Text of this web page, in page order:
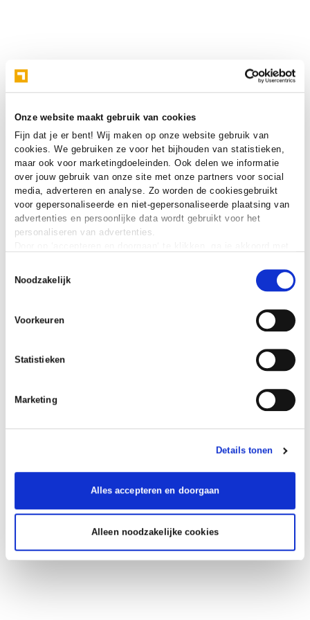
Onze website maakt gebruik van cookies
Fijn dat je er bent! Wij maken op onze website gebruik van
cookies. We gebruiken ze voor het bijhouden van statistieken,
maar ook voor marketingdoeleinden. Ook delen we informatie
over jouw gebruik van onze site met onze partners voor social
media, adverteren en analyse. Zo worden de cookiesgebruikt
voor gepersonaliseerde en niet-gepersonaliseerde plaatsing van
advertenties en persoonlijke data wordt gebruikt voor het
personaliseren van advertenties.
verklaring.
Noodzakelijk
Voorkeuren
Statistieken
Marketing
Details tonen
Alles accepteren en doorgaan
Alleen noodzakelijke cookies